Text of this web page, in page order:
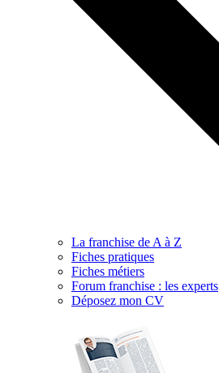
La franchise de A à Z
Fiches pratiques
Fiches métiers
Forum franchise : les experts
Déposez mon CV